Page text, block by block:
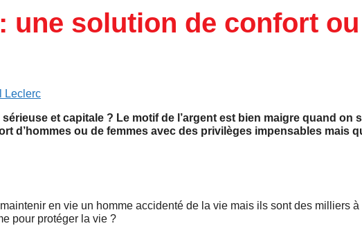
une solution de confort ou
Leclerc
et capitale ? Le motif de l’argent est bien maigre quand on
d’hommes ou de femmes avec des privilèges impensables mais
maintenir en vie un homme accidenté de la vie mais ils sont des milliers
pour protéger la vie ?